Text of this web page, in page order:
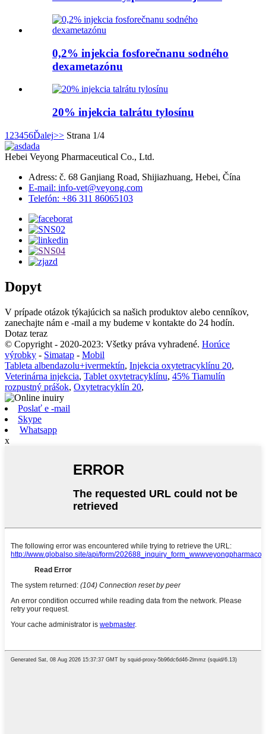
0,2% injekcia fosforečnanu sodného
dexametazónu
20% injekcia talrátu tylosínu
1 23456Ďalej>> Strana 1/4
Hebei Veyong Pharmaceutical Co., Ltd.
Adress: č. 68 Ganjiang Road, Shijiazhuang, Hebei, Čína
E-mail: info-vet@veyong.com
Telefón: +86 311 86065103
Dopyt
V prípade otázok týkajúcich sa našich produktov alebo cenníkov,
zanechajte nám e -mail a my budeme v kontakte do 24 hodín.
Dotaz teraz
© Copyright - 2020-2023: Všetky práva vyhradené. Horúce
výrobky - Simatap - Mobil
Tableta albendazolu+ivermektín, Injekcia oxytetracyklínu 20,
Veterinárna injekcia, Tablet oxytetracyklínu, 45% Tiamulín
rozpustný prášok, Oxytetracyklín 20,
Poslať e -mail
Skype
Whatsapp
x